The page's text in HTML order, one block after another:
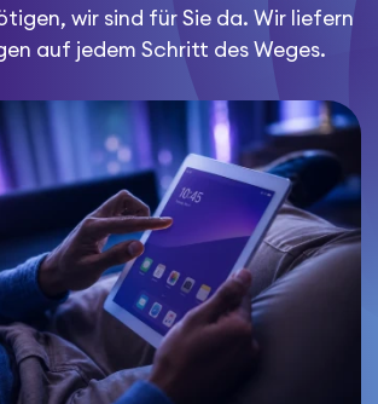
wir sind für Sie da. Wir liefern
auf jedem Schritt des Weges.